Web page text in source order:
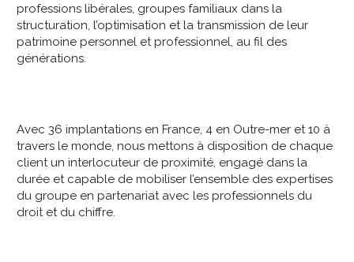
professions libérales, groupes familiaux dans la
structuration, l’optimisation et la transmission de leur
patrimoine personnel et professionnel, au fil des
générations.
Avec 36 implantations en France, 4 en Outre-mer et 10 à
travers le monde, nous mettons à disposition de chaque
client un interlocuteur de proximité, engagé dans la
durée et capable de mobiliser l’ensemble des expertises
du groupe en partenariat avec les professionnels du
droit et du chiffre.